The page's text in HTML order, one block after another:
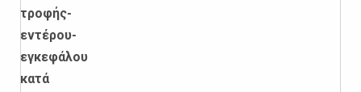
τροφής-
εντέρου-
εγκεφάλου
κατά